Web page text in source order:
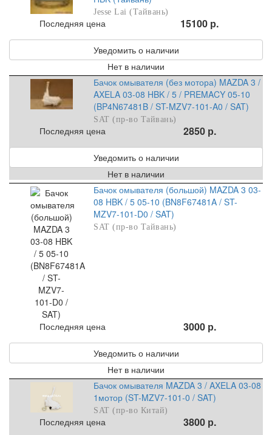
Jesse Lai (Тайвань)
Последняя цена 15100 р.
Уведомить о наличии
Нет в наличии
Бачок омывателя (без мотора) MAZDA 3 /
AXELA 03-08 HBK / 5 / PREMACY 05-10
(BP4N67481B / ST-MZV7-101-A0 / SAT)
SAT (пр-во Тайвань)
Последняя цена 2850 р.
Уведомить о наличии
Нет в наличии
Бачок омывателя (большой) MAZDA 3 03-
08 HBK / 5 05-10 (BN8F67481A / ST-
MZV7-101-D0 / SAT)
SAT (пр-во Тайвань)
Последняя цена 3000 р.
Уведомить о наличии
Нет в наличии
Бачок омывателя MAZDA 3 / AXELA 03-08
1мотор (ST-MZV7-101-0 / SAT)
SAT (пр-во Китай)
Последняя цена 3800 р.